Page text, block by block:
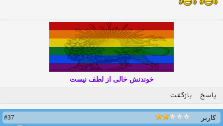
خوندنش خالی از لطف نیست
پاسخ بازگفت
کاربر
#37